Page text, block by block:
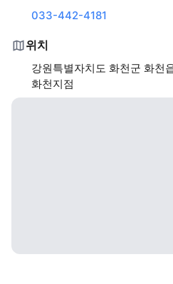
033-442-4181
위치
강원특별자치도 화천군 화천
화천지점